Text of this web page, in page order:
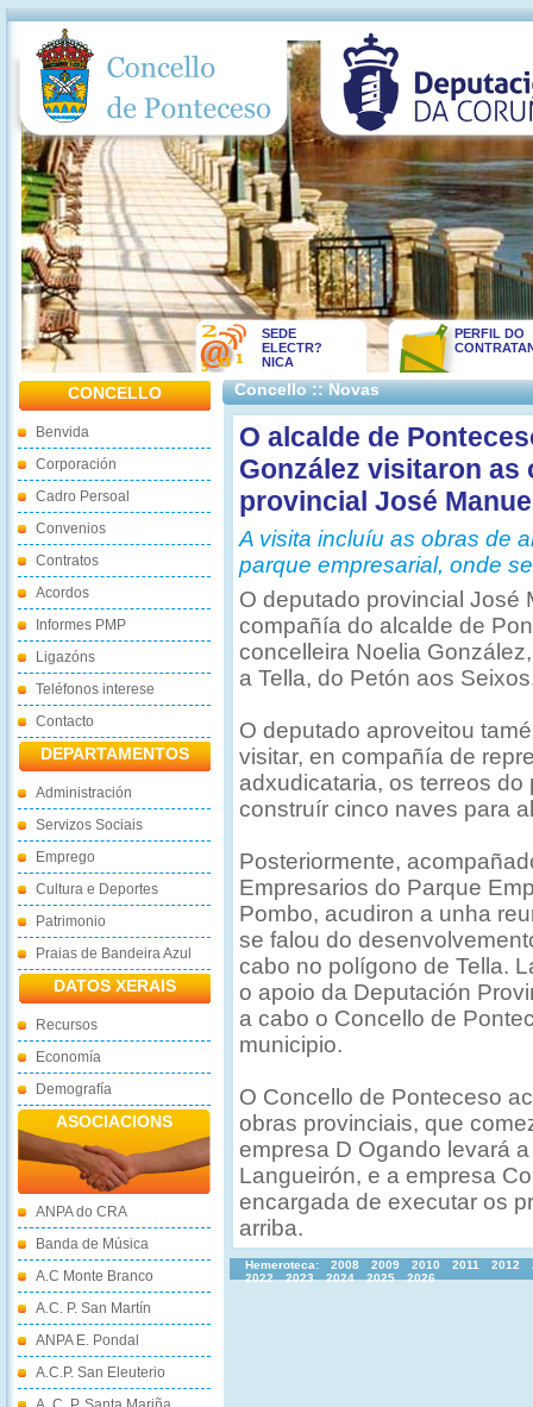
SEDE
ELECTR?
NICA
PERFIL DO
CONCELLO
Benvida
Corporación
Cadro Persoal
Convenios
Contratos
Acordos
Informes PMP
Ligazóns
Teléfonos interese
Contacto
DEPARTAMENTOS
Administración
Servizos Sociais
Emprego
Cultura e Deportes
Patrimonio
Praias de Bandeira Azul
DATOS XERAIS
Recursos
Economía
Demografía
ASOCIACIONS
ANPA do CRA
Banda de Música
A.C Monte Branco
A.C. P. San Martín
ANPA E. Pondal
A.C.P. San Eleuterio
Concello :: Novas
O alcalde de
González visitaron as
provincial José
A visita incluíu as obras de
parque empresarial, onde
O deputado provincial José
compañía do alcalde de
concelleira Noelia
a Tella, do Petón aos
O deputado aproveitou
visitar, en compañía de
adxudicataria, os terreos
construír cinco naves para
Posteriormente,
Empresarios do Parque
Pombo, acudiron a unha
se falou do
cabo no polígono de Tella.
o apoio da Deputación
a cabo o Concello de
municipio.
O Concello de Ponteceso
obras provinciais, que
empresa D Ogando levará
Langueirón, e a empresa
encargada de executar os
arriba.
Hemeroteca: 2008 2009 2010 2011 2012
2022
2023 2024 2025 2026